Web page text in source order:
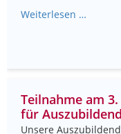
Weiterlesen …
Teilnahme am
für
Unsere